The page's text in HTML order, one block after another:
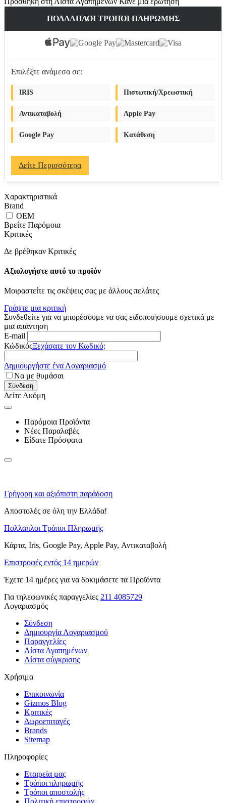
ΠΟΛΛΑΠΛΟΊ ΤΡΌΠΟΙ ΠΛΗΡΩΜΉΣ
Επιλέξτε ανάμεσα σε:
IRIS Πιστωτική/Χρεωστική
Αντικαταβολή Apple Pay
Google Pay Κατάθεση
Δείτε Περισσότερα
Χαρακτηριστικά
Brand
OEM
Βρείτε Παρόμοια
Κριτικές
Δε βρέθηκαν Κριτικές
Αξιολογήστε αυτό το προϊόν
Μοιραστείτε τις σκέψεις σας με άλλους πελάτες
Γράψτε μια κριτική
Συνδεθείτε για να μπορέσουμε να σας ειδοποιήσουμε σχετικά με
μια απάντηση
E-mail
ΚώδικόςΞεχάσατε τον Κωδικό;
Δημιουργήστε ένα Λογαριασμό
Να με θυμάσαι
Σύνδεση
Δείτε Ακόμη
Παρόμοια Προϊόντα
Νέες Παραλαβές
Είδατε Πρόσφατα
Γρήγορη και αξιόπιστη παράδοση
Αποστολές σε όλη την Ελλάδα!
Πολλαπλοι Τρόποι Πληρωμής
Κάρτα, Iris, Google Pay, Apple Pay, Αντικαταβολή
Επιστροφές εντός 14 ημερών
Έχετε 14 ημέρες για να δοκιμάσετε τα Προϊόντα
Για τηλεφωνικές παραγγελίες 211 4085729
Λογαριασμός
Σύνδεση
Δημιουργία Λογαριασμού
Παραγγελίες
Λίστα Αγαπημένων
Λίστα σύγκρισης
Χρήσιμα
Επικοινωνία
Gizmos Blog
Κριτικές
Δωροεπιταγές
Brands
Sitemap
Πληροφορίες
Εταιρεία μας
Τρόποι πληρωμής
Τρόποι αποστολής
Πολιτική επιστροφών